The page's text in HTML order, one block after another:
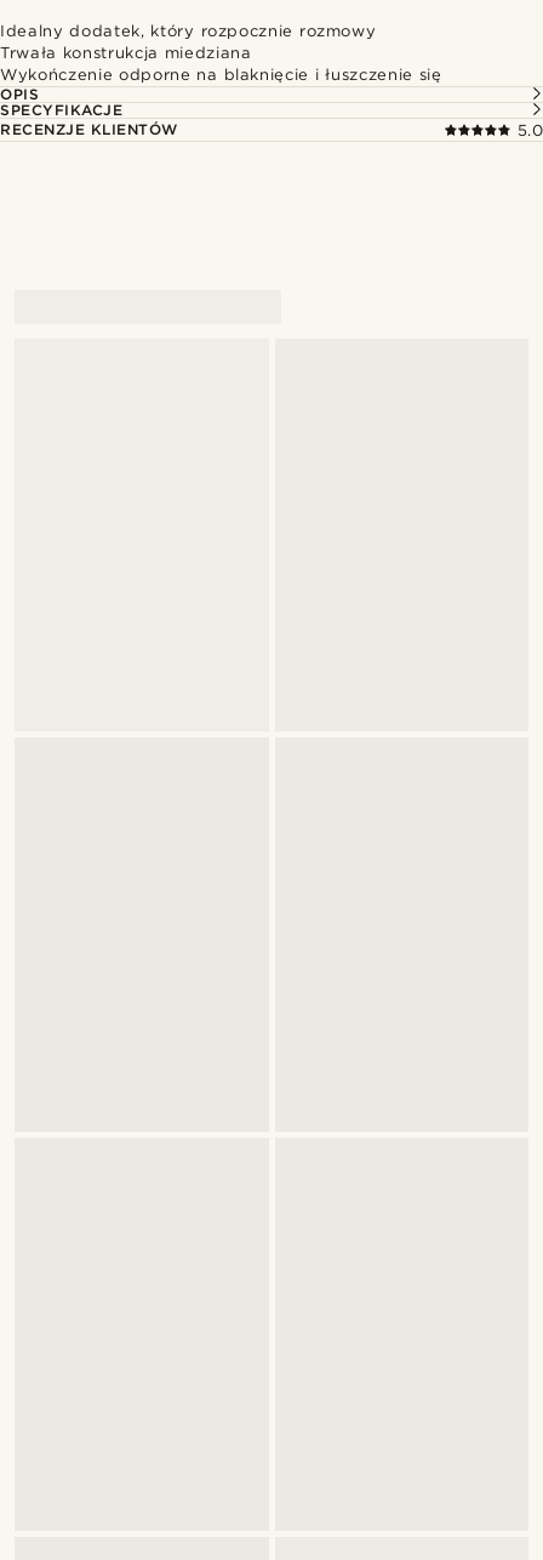
Idealny dodatek, który rozpocznie rozmowy
Trwała konstrukcja miedziana
Wykończenie odporne na blaknięcie i łuszczenie się
OPIS
SPECYFIKACJE
RECENZJE KLIENTÓW
5.0